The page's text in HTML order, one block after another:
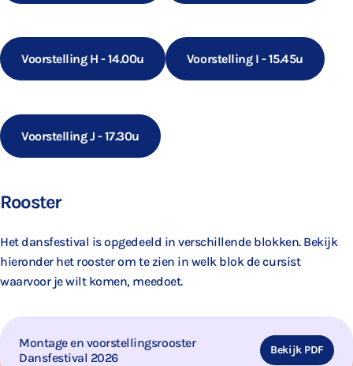
Voorstelling H - 14.00u Voorstelling I - 15.45u
Voorstelling J - 17.30u
Rooster
Het dansfestival is opgedeeld in verschillende blokken. Bekijk
hieronder het rooster om te zien in welk blok de cursist
waarvoor je wilt komen, meedoet.
Montage en voorstellingsrooster
Dansfestival 2026
Bekijk PDF